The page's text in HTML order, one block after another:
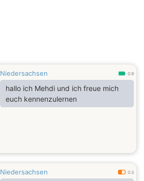
Niedersachsen 0.9
hallo ich Mehdi und ich freue mich
euch kennenzulernen
Niedersachsen 0.3